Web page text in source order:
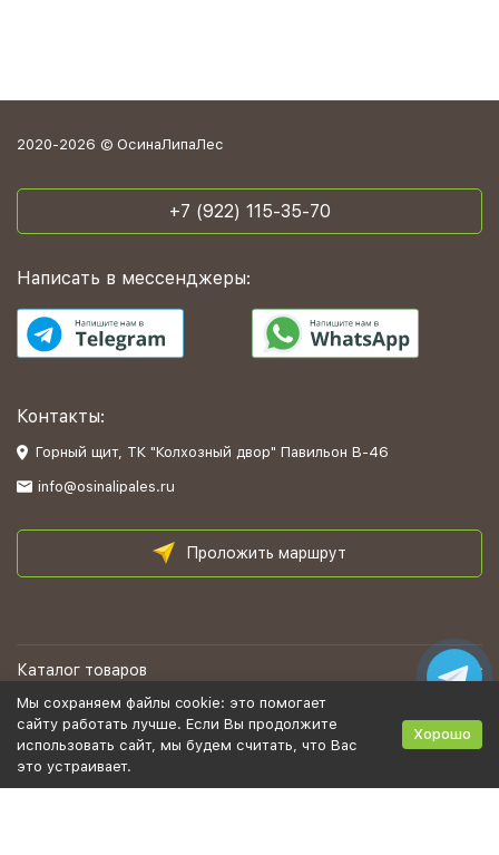
2020-2026 © ОсинаЛипаЛес
+7 (922) 115-35-70
Написать в мессенджеры:
Контакты:
Горный щит, ТК "Колхозный двор" Павильон В-46
info@osinalipales.ru
Проложить маршрут
Каталог товаров
Информация
Политика персональных данных Карта сайта
Мы сохраняем файлы cookie: это помогает
сайту работать лучше. Если Вы продолжите
использовать сайт, мы будем считать, что Вас
это устраивает.
Хорошо